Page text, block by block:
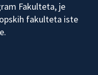
Fakulteta, je
fakulteta iste